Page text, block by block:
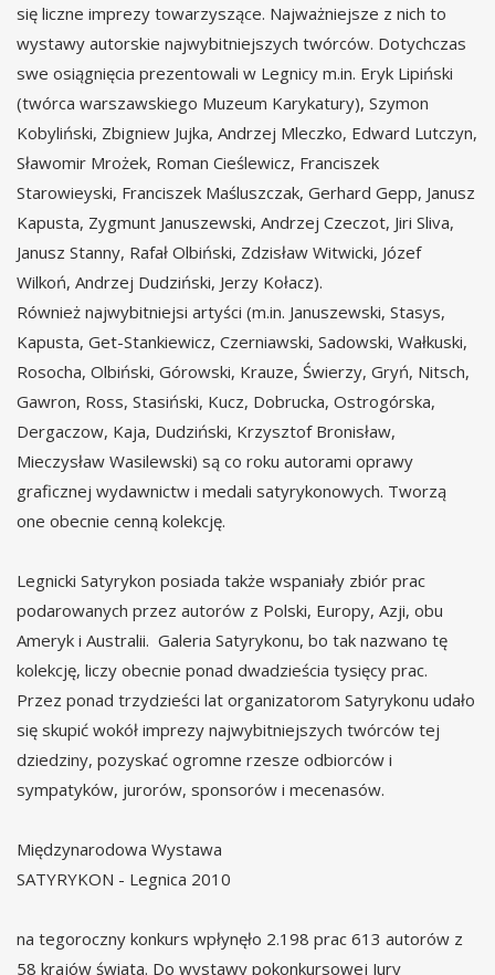
się liczne imprezy towarzyszące. Najważniejsze z nich to
wystawy autorskie najwybitniejszych twórców. Dotychczas
swe osiągnięcia prezentowali w Legnicy m.in. Eryk Lipiński
(twórca warszawskiego Muzeum Karykatury), Szymon
Kobyliński, Zbigniew Jujka, Andrzej Mleczko, Edward Lutczyn,
Sławomir Mrożek, Roman Cieślewicz, Franciszek
Starowieyski, Franciszek Maśluszczak, Gerhard Gepp, Janusz
Kapusta, Zygmunt Januszewski, Andrzej Czeczot, Jiri Sliva,
Janusz Stanny, Rafał Olbiński, Zdzisław Witwicki, Józef
Wilkoń, Andrzej Dudziński, Jerzy Kołacz).
Również najwybitniejsi artyści (m.in. Januszewski, Stasys,
Kapusta, Get-Stankiewicz, Czerniawski, Sadowski, Wałkuski,
Rosocha, Olbiński, Górowski, Krauze, Świerzy, Gryń, Nitsch,
Gawron, Ross, Stasiński, Kucz, Dobrucka, Ostrogórska,
Dergaczow, Kaja, Dudziński, Krzysztof Bronisław,
Mieczysław Wasilewski) są co roku autorami oprawy
graficznej wydawnictw i medali satyrykonowych. Tworzą
one obecnie cenną kolekcję.
Legnicki Satyrykon posiada także wspaniały zbiór prac
podarowanych przez autorów z Polski, Europy, Azji, obu
Ameryk i Australii. Galeria Satyrykonu, bo tak nazwano tę
kolekcję, liczy obecnie ponad dwadzieścia tysięcy prac.
Przez ponad trzydzieści lat organizatorom Satyrykonu udało
się skupić wokół imprezy najwybitniejszych twórców tej
dziedziny, pozyskać ogromne rzesze odbiorców i
sympatyków, jurorów, sponsorów i mecenasów.
Międzynarodowa Wystawa
SATYRYKON - Legnica 2010
na tegoroczny konkurs wpłynęło 2.198 prac 613 autorów z
58 krajów świata. Do wystawy pokonkursowej Jury